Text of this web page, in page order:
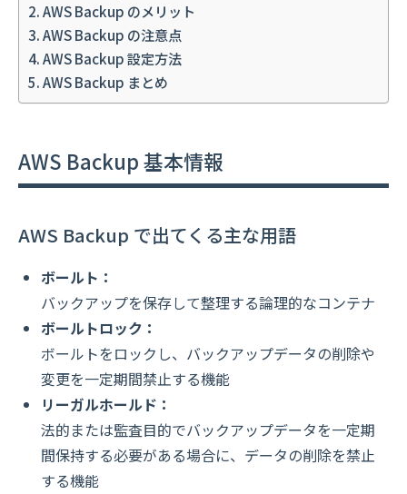
AWS Backup のメリット
AWS Backup の注意点
AWS Backup 設定方法
AWS Backup まとめ
AWS Backup 基本情報
AWS Backup で出てくる主な用語
ボールト：
バックアップを保存して整理する論理的なコンテナ
ボールトロック：
ボールトをロックし、バックアップデータの削除や
変更を一定期間禁止する機能
リーガルホールド：
法的または監査目的でバックアップデータを一定期
間保持する必要がある場合に、データの削除を禁止
する機能